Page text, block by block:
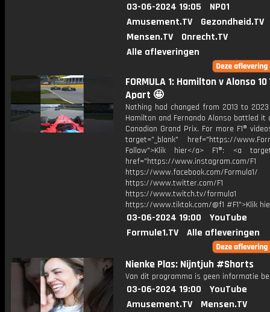
03-06-2024 19:05
NPO1
Amusement.TV
Gezondheid.TV
Mensen.TV
Onrecht.TV
Alle afleveringen
FORMULA 1: Hamilton v Alonso
Apart 🤩
Nothing had changed from 2013 to
Hamilton and Fernando Alonso battled
Canadian Grand Prix. For more F1®
target="_blank" href="https://
Follow">Klik hier</a> F1®: <a
href="https://www.instagram.com/F1
https://www.facebook.com/Formula1/
https://www.twitter.com/F1
https://www.twitch.tv/formula1
https://www.tiktok.com/@f1 #F1">Klik
03-06-2024 19:00
YouTube
Formule1.TV
Alle afleveringen
Nienke Plas: Nijntjuh #Shorts
Van dit programma is geen informatie
03-06-2024 19:00
YouTube
Amusement.TV
Mensen.TV